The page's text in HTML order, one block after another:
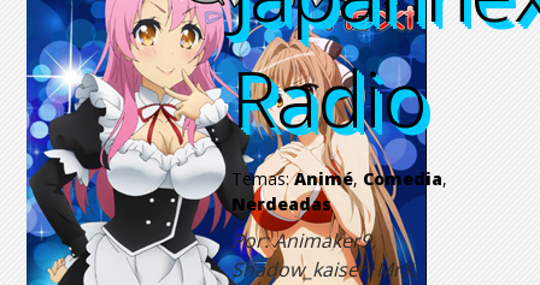
Radio
Radio
Radio
Radio
Temas:Animé, Comedia,
Nerdeadas
Por: Animaker9,
Shadow_kaiser, MrX.